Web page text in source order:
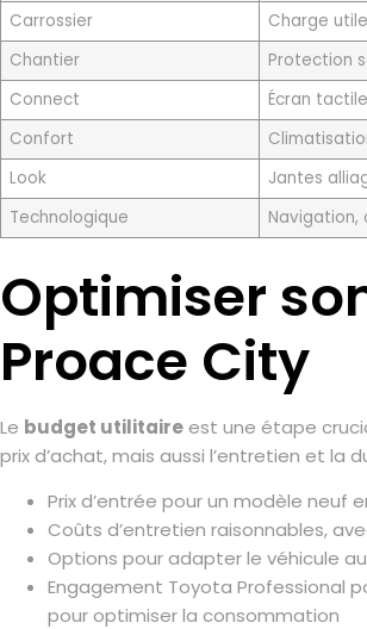
Carrossier
Charge
Chantier
Protection
Connect
Écran
Confort
Look
Jantes
Technologique
Navigation,
Optimiser
Proace City
Le budget utilitaireest une étape
prix d’achat, mais aussi l’entretien et la
Prix d’entrée pour un modèle neuf
Coûts d’entretien raisonnables,
Options pour adapter le véhicule
Engagement Toyota Professional
pour optimiser la consommation